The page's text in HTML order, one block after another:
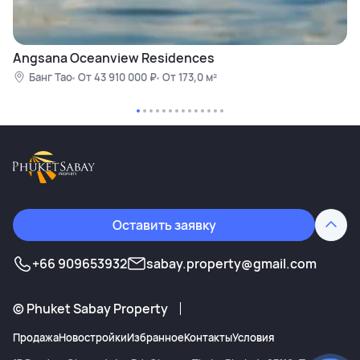
Angsana Oceanview Residences
Банг Тао От 43 910 000 ₽ От 173,0 м²
Оставить заявку
+66 909653932 sabay.property@gmail.com
©Phuket Sabay Property
ПродажаНовостройкиИзбранноеКонтактыУсловия